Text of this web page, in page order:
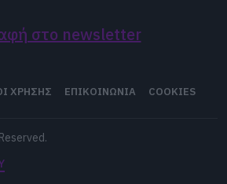
στο newsletter
ΧΡΗΣΗΣ ΕΠΙΚΟΙΝΩΝΙΑ COOKIES